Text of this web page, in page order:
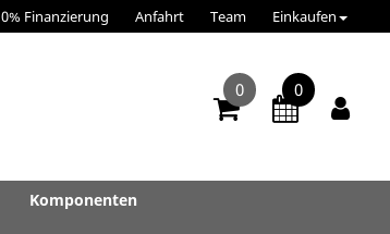
0% Finanzierung Anfahrt Team Einkaufen
0 0
Komponenten